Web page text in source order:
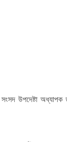
সংসদ উপদেষ্টা